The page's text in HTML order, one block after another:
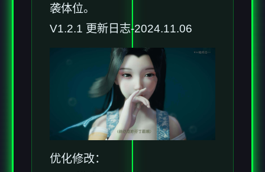
袭体位。
V1.2.1 更新日志-2024.11.06
优化修改：